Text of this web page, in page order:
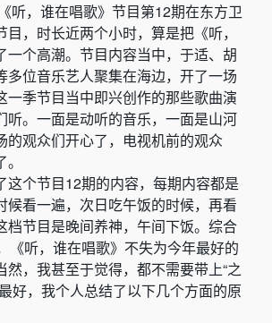
听，谁在唱歌》节目第12期在东方卫
，时长近两个小时，算是把《听，
一个高潮。节目内容当中，于适、胡
多位音乐艺人聚集在海边，开了一场
一季节目当中即兴创作的那些歌曲演
听。一面是动听的音乐，一面是山河
的观众们开心了，电视机前的观众
这个节目12期的内容，每期内容都是
候看一遍，次日吃午饭的时候，再看
档节目是晚间养神，午间下饭。综合
《听，谁在唱歌》不失为今年最好的
然，我甚至于觉得，都不需要带上“之
好，我个人总结了以下几个方面的原